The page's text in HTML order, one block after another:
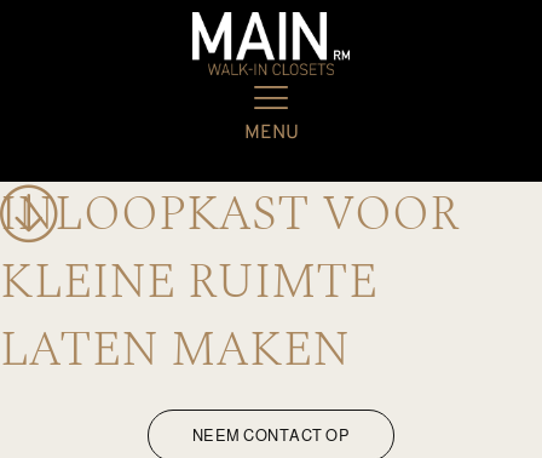
MENU
INLOOPKAST VOOR
KLEINE RUIMTE
LATEN MAKEN
NEEM CONTACT OP